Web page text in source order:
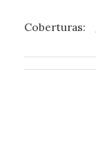
Coberturas: